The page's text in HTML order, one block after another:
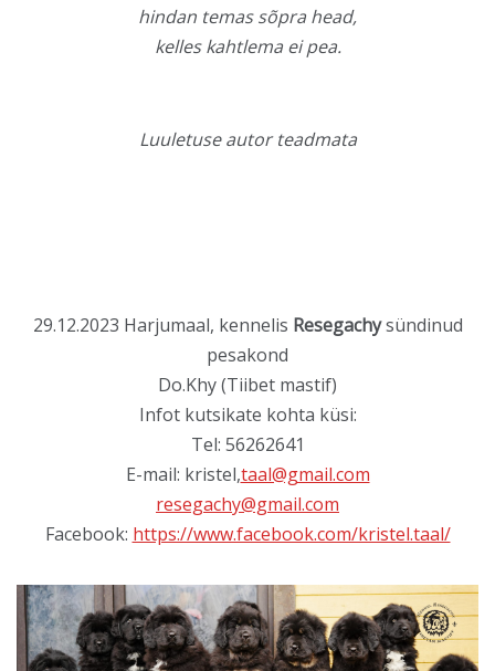
hindan temas sõpra head,
kelles kahtlema ei pea.
Luuletuse autor teadmata
29.12.2023 Harjumaal, kennelis Resegachysündinud
pesakond
Do.Khy (Tiibet mastif)
Infot kutsikate kohta küsi:
Tel: 56262641
E-mail: kristel,taal@gmail.com
resegachy@gmail.com
Facebook: https://www.facebook.com/kristel.taal/